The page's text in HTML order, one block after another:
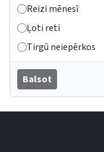
Reizi mēnesī
Ļoti reti
Tirgū neiepērkos
Balsot